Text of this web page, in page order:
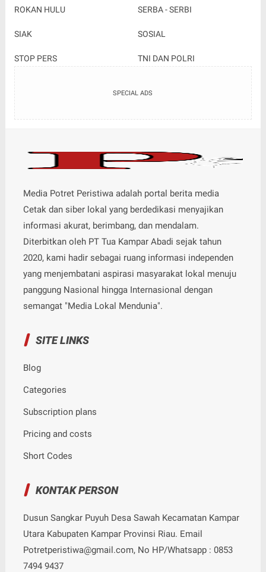
ROKAN HULU SERBA - SERBI
SIAK SOSIAL
STOP PERS TNI DAN POLRI
SPECIAL ADS
Media Potret Peristiwa adalah portal berita media
Cetak dan siber lokal yang berdedikasi menyajikan
informasi akurat, berimbang, dan mendalam.
Diterbitkan oleh PT Tua Kampar Abadi sejak tahun
2020, kami hadir sebagai ruang informasi independen
yang menjembatani aspirasi masyarakat lokal menuju
panggung Nasional hingga Internasional dengan
semangat "Media Lokal Mendunia".
SITE LINKS
Blog
Categories
Subscription plans
Pricing and costs
Short Codes
KONTAK PERSON
Dusun Sangkar Puyuh Desa Sawah Kecamatan Kampar
Utara Kabupaten Kampar Provinsi Riau. Email
Potretperistiwa@gmail.com, No HP/Whatsapp : 0853
7494 9437